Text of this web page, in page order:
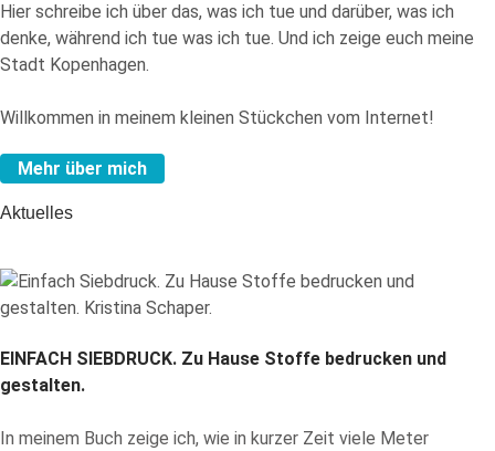
Hier schreibe ich über das, was ich tue und darüber, was ich
denke, während ich tue was ich tue. Und ich zeige euch meine
Stadt Kopenhagen.
Willkommen in meinem kleinen Stückchen vom Internet!
Mehr über mich
Aktuelles
EINFACH SIEBDRUCK. Zu Hause Stoffe bedrucken und
gestalten.
In meinem Buch zeige ich, wie in kurzer Zeit viele Meter